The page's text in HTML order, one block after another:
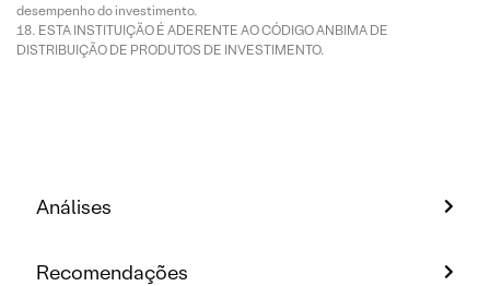
desempenho do investimento.
ESTA INSTITUIÇÃO É ADERENTE AO CÓDIGO ANBIMA DE
DISTRIBUIÇÃO DE PRODUTOS DE INVESTIMENTO.
Análises
Recomendações